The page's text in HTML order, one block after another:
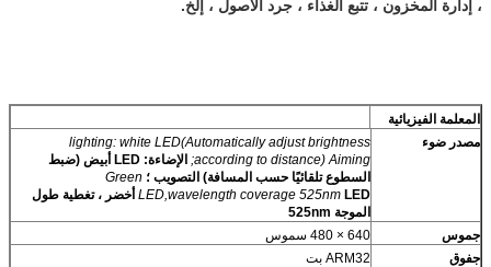
، إدارة المخزون ، تتبع الغذاء ، جرد الأصول ، إلخ.
المعلمة الفيزيائية
مصدر ضوء
lighting: white LED(Automatically adjust brightness
according to distance) Aiming;
الإضاءة: LED أبيض (ضبط
السطوع تلقائيًا حسب المسافة) التصويب ؛ Green
LED,wavelength coverage 525nmLED أخضر ، تغطية طول
الموجة 525nm
جموس
640 × 480 سموس
جفوق
ARM32 بت